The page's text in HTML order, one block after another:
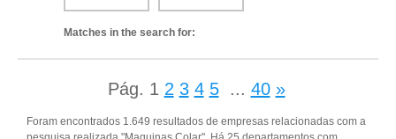
Matches in the search for:
Pág. 1 2 3 4 5 ... 40 »
Foram encontrados 1.649 resultados de empresas relacionadas com a